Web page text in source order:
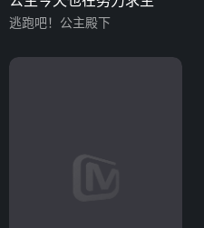
逃跑吧！公主殿下